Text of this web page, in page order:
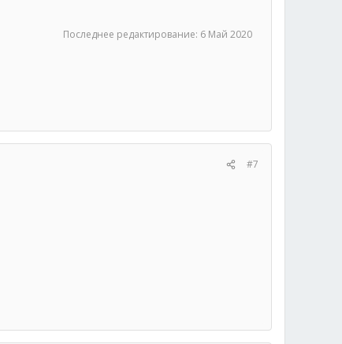
Последнее редактирование: 6 Май 2020
#7